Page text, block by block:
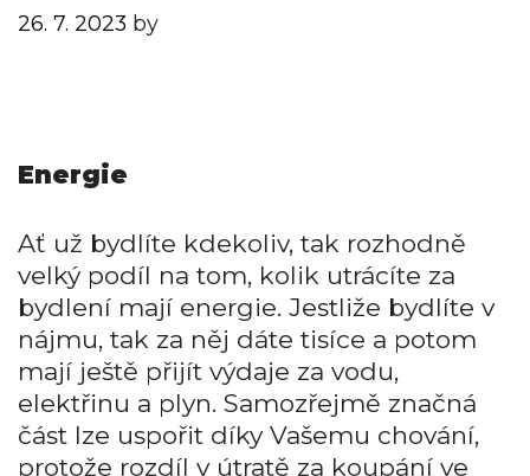
26. 7. 2023 by
Energie
Ať už bydlíte kdekoliv, tak rozhodně
velký podíl na tom, kolik utrácíte za
bydlení mají energie. Jestliže bydlíte v
nájmu, tak za něj dáte tisíce a potom
mají ještě přijít výdaje za vodu,
elektřinu a plyn. Samozřejmě značná
část lze uspořit díky Vašemu chování,
protože rozdíl v útratě za koupání ve